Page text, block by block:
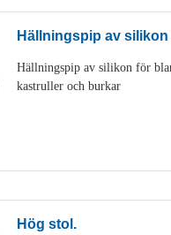
Hällningspip av silikon
Hällningspip av silikon för
kastruller och burkar
Hög stol.